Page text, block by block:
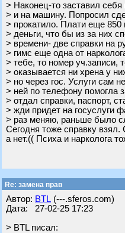
> Наконец-то заставил
> и на машину. Попросил
> прокатило. Плати еще 850
> деньги, что бы из за них
> времени- две справки на
> гимс еще одна от
> тебе, то номер уч.записи,
> оказывается ни хрена у
> но через гос. Услуги сам
> ней по телефону помогла
> отдал справки, паспорт,
> жди придет на госуслуги
> раз меняю, раньше было
Сегодня тоже справку взял.
а нет.(( Психа и нарколога
Re: замена прав
Автор: BTL (---.sferos.com)
Дата: 27-02-25 17:23
> BTL писал: